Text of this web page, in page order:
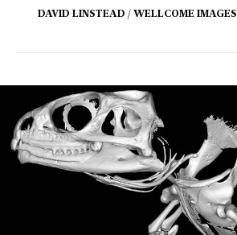
DAVID LINSTEAD / WELLCOME IMAGES